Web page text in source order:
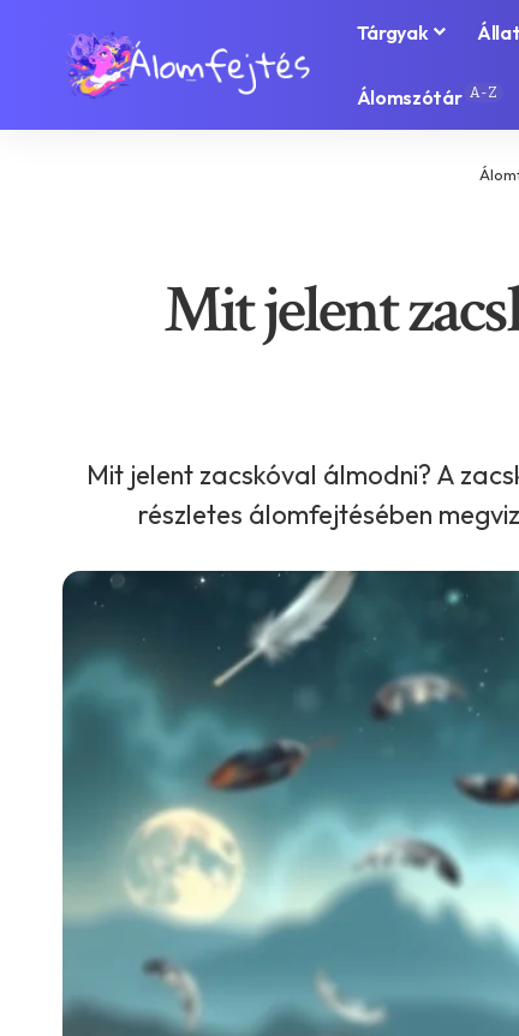
Tárgyak
Álomszótár A-Z
Mit jelent
Mit jelent zacskóval álmodni? A
részletes álomfejtésében